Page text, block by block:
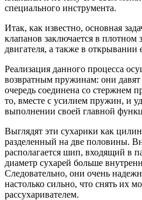
специального инструмента.
Итак, как известно, основная
клапанов заключается в
двигателя, а также в
Реализация данного процесса
возвратным пружинам: они давят
очередь соединена со стержнем
то, вместе с усилием пружин, и
выполнении своей главной
Выглядят эти сухарики как
разделенный на две половины.
располагается шип, входящий в
диаметр сухарей больше
Следовательно, они очень
настолько сильно, что снять их
рассухаривателем.